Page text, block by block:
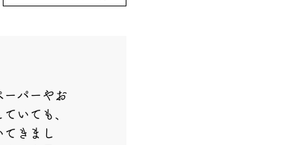
ーパーやお
いても、
きまし